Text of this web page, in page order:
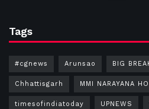
Tags
#cgnews Arunsao BIG
Chhattisgarh MMI NARAYANA
timesofindiatoday UPNEWS